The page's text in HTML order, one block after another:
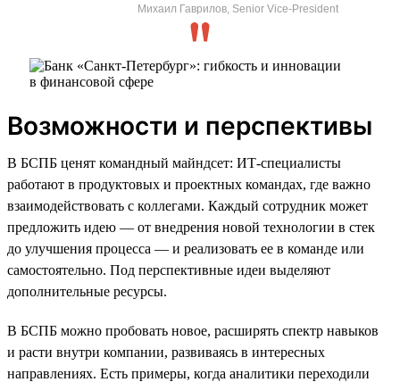
Михаил Гаврилов, Senior Vice-President
Возможности и перспективы
В БСПБ ценят командный майндсет: ИТ-специалисты
работают в продуктовых и проектных командах, где важно
взаимодействовать с коллегами. Каждый сотрудник может
предложить идею — от внедрения новой технологии в стек
до улучшения процесса — и реализовать ее в команде или
самостоятельно. Под перспективные идеи выделяют
дополнительные ресурсы.
В БСПБ можно пробовать новое, расширять спектр навыков
и расти внутри компании, развиваясь в интересных
направлениях. Есть примеры, когда аналитики переходили